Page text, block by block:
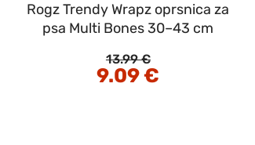
Rogz Trendy Wrapz oprsnica za
psa Multi Bones 30–43 cm
13.99€
Izvirna
cena
9.09€